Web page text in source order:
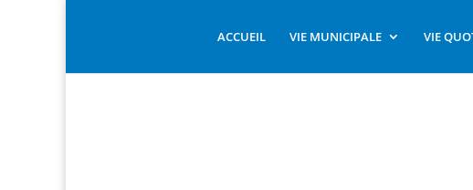
ACCUEIL VIE MUNICIPALE VIE